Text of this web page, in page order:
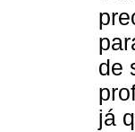
de
já